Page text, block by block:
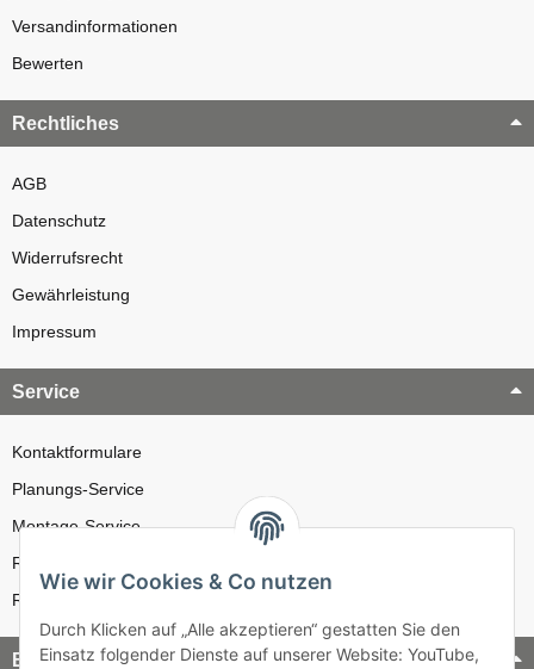
Versandinformationen
Bewerten
Rechtliches
AGB
Datenschutz
Widerrufsrecht
Gewährleistung
Impressum
Service
Kontaktformulare
Planungs-Service
Montage-Service
Reparatur-Service
Retouren-Service
Bezahlung & Versand
Wie wir Cookies & Co nutzen
Durch Klicken auf „Alle akzeptieren“ gestatten Sie den
Einsatz folgender Dienste auf unserer Website: YouTube,